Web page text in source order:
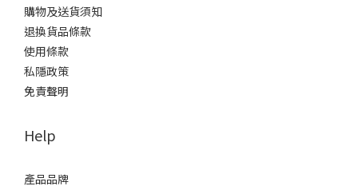
購物及送貨須知
退換貨品條款
使用條款
私隱政策
免責聲明
Help
產品品牌